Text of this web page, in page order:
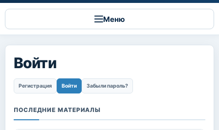
Меню
Войти
Главные вкладки
Регистрация Войти
(активная вкладка)
Забыли пароль?
ПОСЛЕДНИЕ МАТЕРИАЛЫ